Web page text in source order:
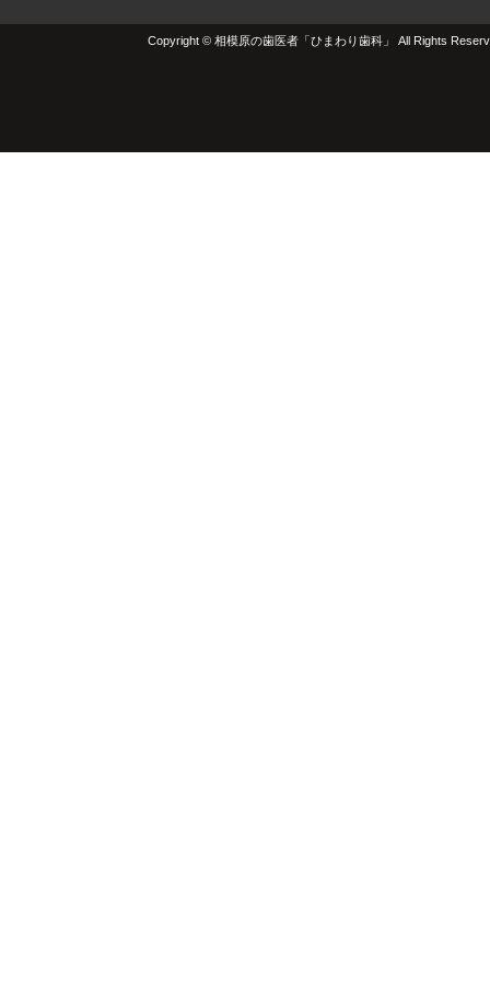
Copyright © 相模原の歯医者「ひまわり歯科」 All Rights